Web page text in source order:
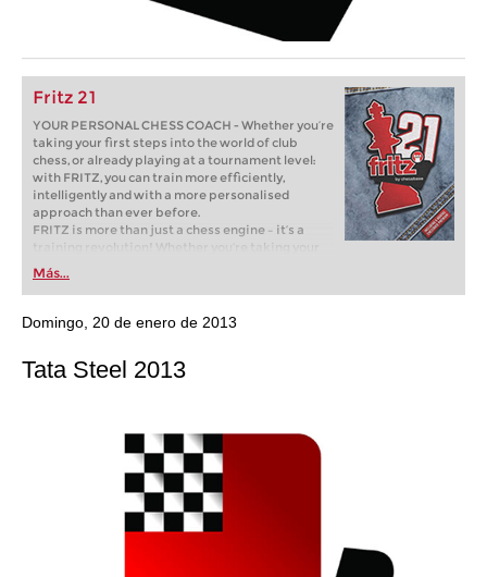
Fritz 21
YOUR PERSONAL CHESS COACH - Whether you’re
taking your first steps into the world of club
chess, or already playing at a tournament level:
with FRITZ, you can train more efficiently,
intelligently and with a more personalised
approach than ever before.
FRITZ is more than just a chess engine – it’s a
training revolution! Whether you’re taking your
first steps into the world of club chess, or already
playing at a tournament level: with FRITZ, you can
train more efficiently, intelligently and with a
more personalised approach than ever before.
Más...
Domingo, 20 de enero de 2013
Tata Steel 2013